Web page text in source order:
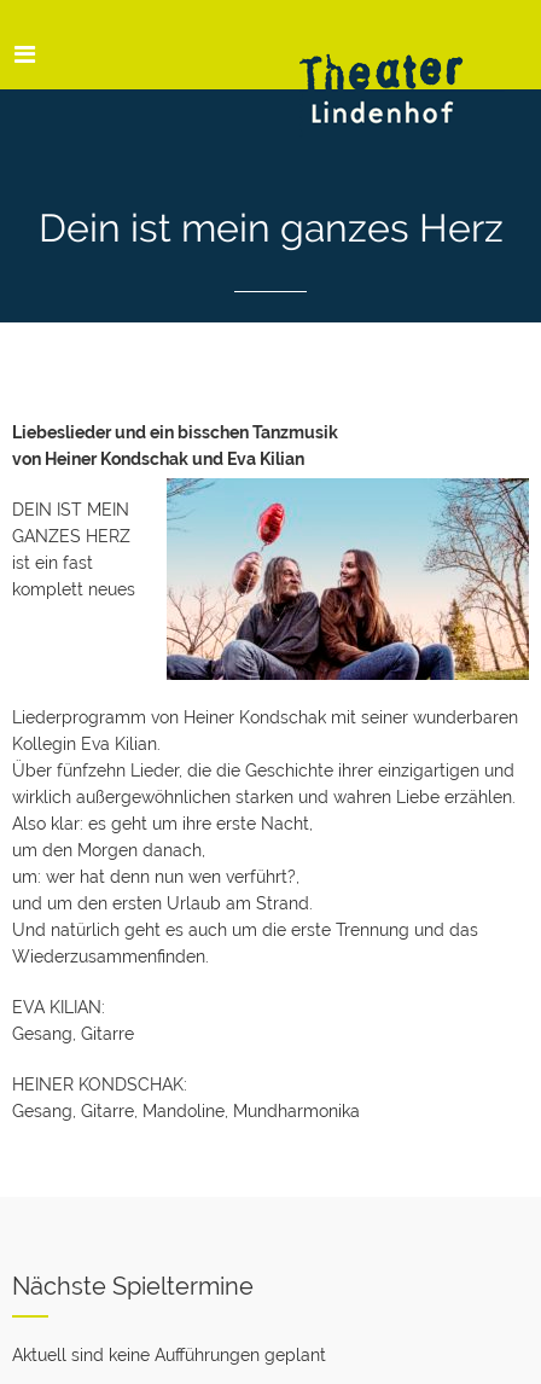
Dein ist mein ganzes Herz
Liebeslieder und ein bisschen Tanzmusik
von Heiner Kondschak und Eva Kilian
DEIN IST MEIN
GANZES HERZ
ist ein fast
komplett neues
Liederprogramm von Heiner Kondschak mit seiner wunderbaren
Kollegin Eva Kilian.
Über fünfzehn Lieder, die die Geschichte ihrer einzigartigen und
wirklich außergewöhnlichen starken und wahren Liebe erzählen.
Also klar: es geht um ihre erste Nacht,
um den Morgen danach,
um: wer hat denn nun wen verführt?,
und um den ersten Urlaub am Strand.
Und natürlich geht es auch um die erste Trennung und das
Wiederzusammenfinden.
EVA KILIAN:
Gesang, Gitarre
HEINER KONDSCHAK:
Gesang, Gitarre, Mandoline, Mundharmonika
Nächste Spieltermine
Aktuell sind keine Aufführungen geplant